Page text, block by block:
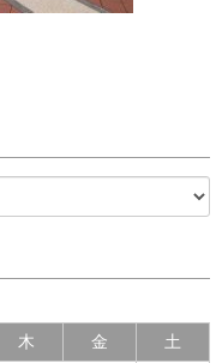
木 金 土